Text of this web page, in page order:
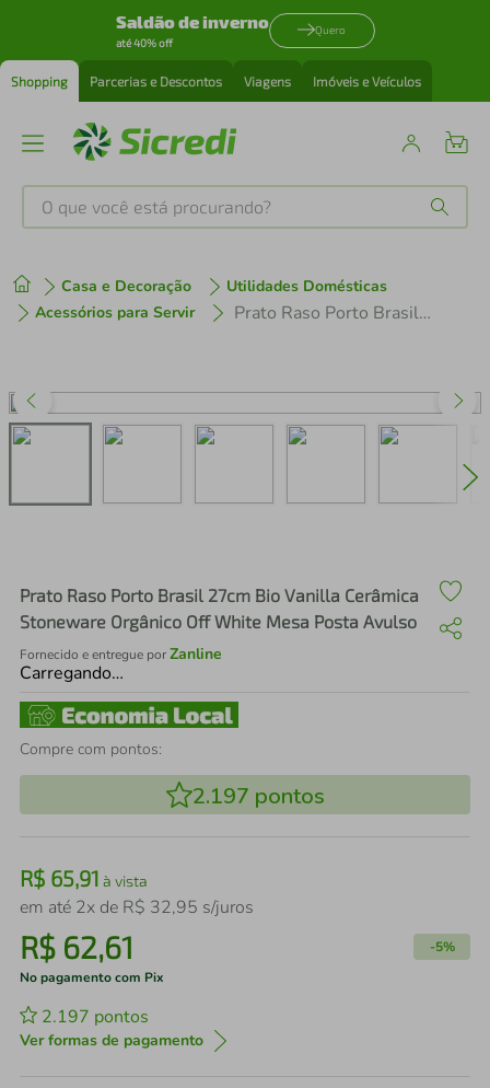
Saldão de inverno
até 40% off
Quero
Shopping Parcerias e Descontos Viagens Imóveis e Veículos
O que você está procurando?
Casa e Decoração
Utilidades Domésticas
Acessórios para Servir
Prato Raso Porto Brasil 27cm Bio Vanilla Cerâmica Stoneware Orgânico Off White Mesa Posta Avulso
Prato Raso Porto Brasil 27cm Bio Vanilla Cerâmica
Stoneware Orgânico Off White Mesa Posta Avulso
Fornecido e entregue porZanline
Carregando…
Compre com pontos:
2.197 pontos
R$ 65,91 à vista
em até 2x de R$ 32,95 s/juros
R$ 62,61 -5%
No pagamento com Pix
2.197 pontos
Ver formas de pagamento
1º tenis
3º perfume